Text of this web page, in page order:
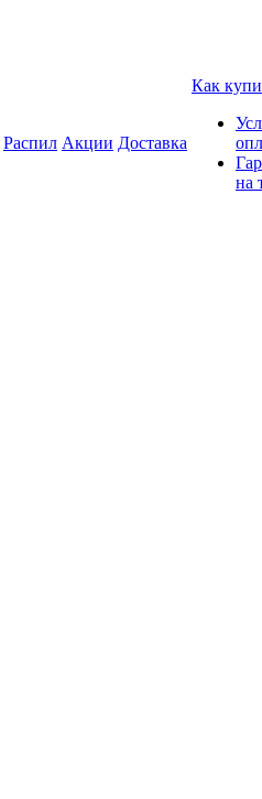
Распил Акции Доставка
Как
на